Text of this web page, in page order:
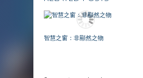
智慧之窗：非顯然之物